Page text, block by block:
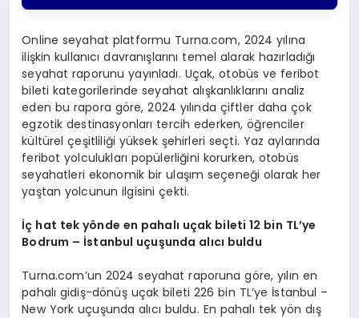
Online seyahat platformu Turna.com, 2024 yılına
ilişkin kullanıcı davranışlarını temel alarak hazırladığı
seyahat raporunu yayınladı. Uçak, otobüs ve feribot
bileti kategorilerinde seyahat alışkanlıklarını analiz
eden bu rapora göre, 2024 yılında çiftler daha çok
egzotik destinasyonları tercih ederken, öğrenciler
kültürel çeşitliliği yüksek şehirleri seçti. Yaz aylarında
feribot yolculukları popülerliğini korurken, otobüs
seyahatleri ekonomik bir ulaşım seçeneği olarak her
yaştan yolcunun ilgisini çekti.
İç hat tek yönde en pahalı uçak bileti 12 bin TL’ye
Bodrum – İstanbul uçuşunda alıcı buldu
Turna.com’un 2024 seyahat raporuna göre, yılın en
pahalı gidiş-dönüş uçak bileti 226 bin TL’ye İstanbul –
New York uçuşunda alıcı buldu. En pahalı tek yön dış